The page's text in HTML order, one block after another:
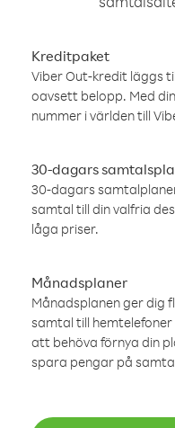
Kreditpaket
Viber Out-kredit läggs
oavsett belopp. Med
nummer i världen till
30-dagars
30-dagars
samtal till din valfria
låga priser.
Månadsplaner
Månadsplanen ger dig
samtal till
att behöva förnya din
spara pengar på